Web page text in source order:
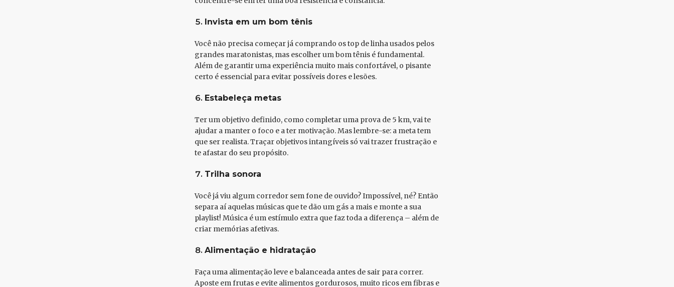
Invista em um bom tênis
Você não precisa começar já comprando os top de linha usados pelos
grandes maratonistas, mas escolher um bom tênis é fundamental.
Além de garantir uma experiência muito mais confortável, o pisante
certo é essencial para evitar possíveis dores e lesões.
Estabeleça metas
Ter um objetivo definido, como completar uma prova de 5 km, vai te
ajudar a manter o foco e a ter motivação. Mas lembre-se: a meta tem
que ser realista. Traçar objetivos intangíveis só vai trazer frustração e
te afastar do seu propósito.
Trilha sonora
Você já viu algum corredor sem fone de ouvido? Impossível, né? Então
separa aí aquelas músicas que te dão um gás a mais e monte a sua
playlist! Música é um estímulo extra que faz toda a diferença – além de
criar memórias afetivas.
Alimentação e hidratação
Faça uma alimentação leve e balanceada antes de sair para correr.
Aposte em frutas e evite alimentos gordurosos, muito ricos em fibras e